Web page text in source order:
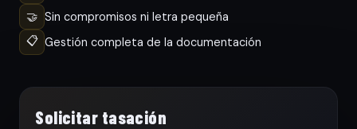
🤝 Sin compromisos ni letra pequeña
📋 Gestión completa de la documentación
Solicitar tasación